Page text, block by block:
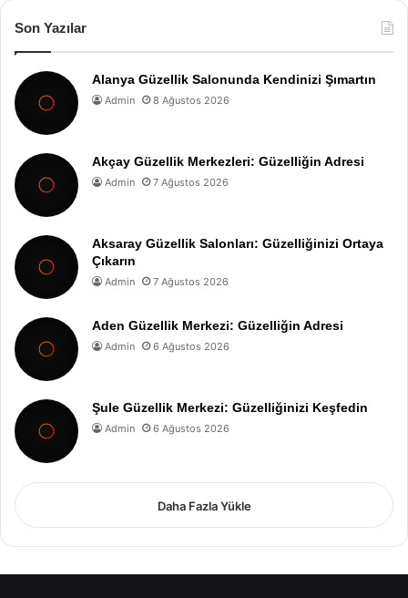
Son Yazılar
Alanya Güzellik Salonunda Kendinizi Şımartın
Admin 8 Ağustos 2026
Akçay Güzellik Merkezleri: Güzelliğin Adresi
Admin 7 Ağustos 2026
Aksaray Güzellik Salonları: Güzelliğinizi Ortaya
Çıkarın
Admin 7 Ağustos 2026
Aden Güzellik Merkezi: Güzelliğin Adresi
Admin 6 Ağustos 2026
Şule Güzellik Merkezi: Güzelliğinizi Keşfedin
Admin 6 Ağustos 2026
Daha Fazla Yükle